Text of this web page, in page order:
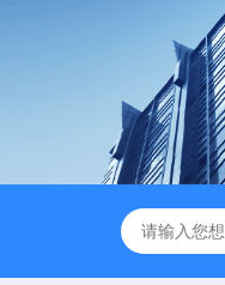
GC-2060F智能